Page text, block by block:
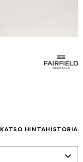
KATSO HINTAHISTORIA